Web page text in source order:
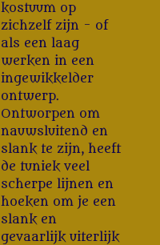
kostuum op
zichzelf zijn - of
als een laag
werken in een
ingewikkelder
ontwerp.
Ontworpen om
nauwsluitend en
slank te zijn, heeft
de tuniek veel
scherpe lijnen en
hoeken om je een
slank en
gevaarlijk uiterlijk